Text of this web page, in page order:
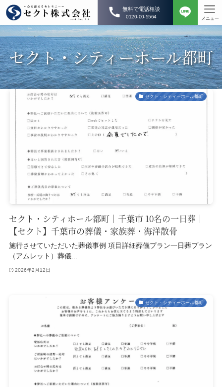
無料で電話相談
0120-00-5564 メニュー
セクト・シティーホール都町
セクト・シティーホール都町
セクト・シティホール都町｜千葉市 10名の一日葬｜
【セクト】千葉市の葬儀・家族葬・海洋散骨
施行させていただいた葬儀事例 項目詳細葬儀プラン一日葬プラン
（アムレット）葬儀...
2026年2月12日
セクト・シティーホール都町